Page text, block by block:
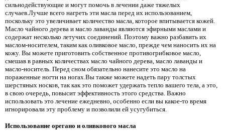
сильнодействующие и могут помочь в лечении даже тяжелых
случаев.Лучше всего нагреть эти масла перед их использованием,
поскольку это увеличивает количество масла, которое впитывается кожей.
Масло чайного дерева и масло лаванды являются эфирными маслами и
содержат несколько летучих соединений. Поэтому важно разбавить их
маслом-носителем, таким как оливковое масло, прежде чем наносить их на
кожу. Вы можете приготовить собственное противогрибковое масло,
смешав в равных количествах масло чайного дерева, масло лаванды и
масло-носитель. Перед сном обязательно нанесите это масло на
пораженные ногти на ногах.Вы также можете надеть пару толстых
шерстяных носков, так как это поможет удержать тепло вашего тела, а это,
в свою очередь, повысит эффективность этого средства. Важно
использовать это лечение ежедневно, особенно если вы какое-то время
игнорировали эту проблему и позволили ей усугубиться.
Использование орегано и оливкового масла